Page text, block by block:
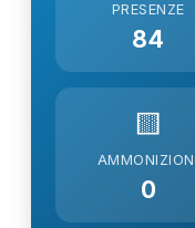
PRESENZE
84
🟨
0